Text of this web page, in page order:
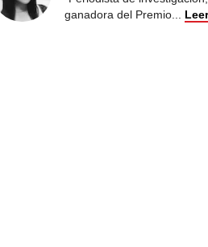
ganadora del Premio...